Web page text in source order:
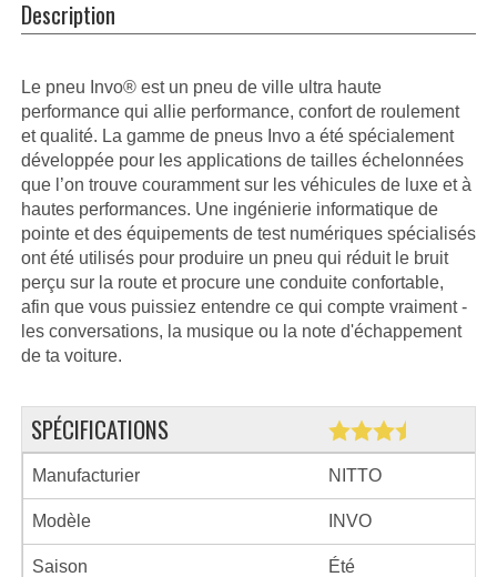
Description
Le pneu Invo® est un pneu de ville ultra haute
performance qui allie performance, confort de roulement
et qualité. La gamme de pneus Invo a été spécialement
développée pour les applications de tailles échelonnées
que l’on trouve couramment sur les véhicules de luxe et à
hautes performances. Une ingénierie informatique de
pointe et des équipements de test numériques spécialisés
ont été utilisés pour produire un pneu qui réduit le bruit
perçu sur la route et procure une conduite confortable,
afin que vous puissiez entendre ce qui compte vraiment -
les conversations, la musique ou la note d'échappement
de ta voiture.
SPÉCIFICATIONS
Manufacturier NITTO
Modèle INVO
Saison Été